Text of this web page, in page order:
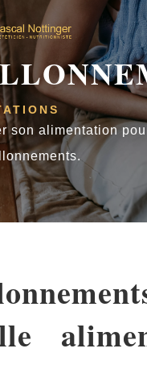
son alimentation